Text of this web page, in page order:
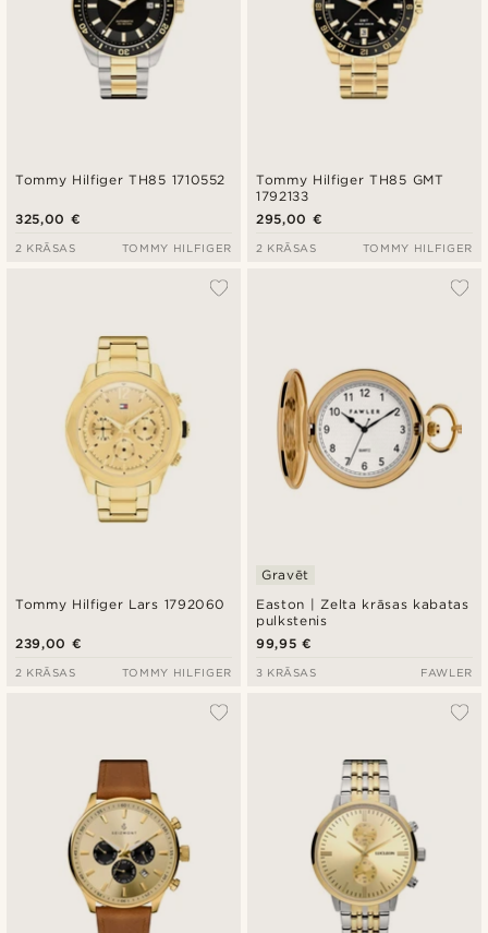
Tommy Hilfiger TH85 1710552
325,00 €
2 KRĀSAS TOMMY HILFIGER
Tommy Hilfiger TH85 GMT
1792133
295,00 €
2 KRĀSAS TOMMY HILFIGER
Tommy Hilfiger Lars 1792060
239,00 €
2 KRĀSAS TOMMY HILFIGER
Easton | Zelta krāsas kabatas
pulkstenis
Gravēt
99,95 €
3 KRĀSAS FAWLER